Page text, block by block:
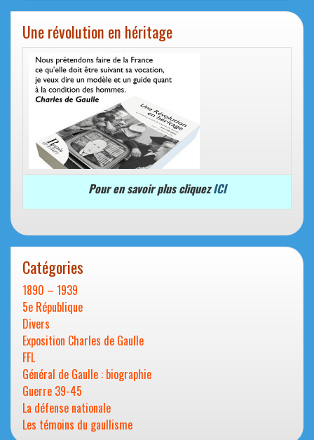
Une révolution en héritage
Pour en savoir plus cliquezICI
Catégories
1890 – 1939
5e République
Divers
Exposition Charles de Gaulle
FFL
Général de Gaulle : biographie
Guerre 39-45
La défense nationale
Les témoins du gaullisme